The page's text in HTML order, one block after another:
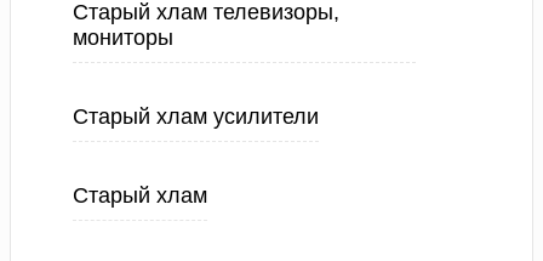
Старый хлам телевизоры,
мониторы
Старый хлам усилители
Старый хлам